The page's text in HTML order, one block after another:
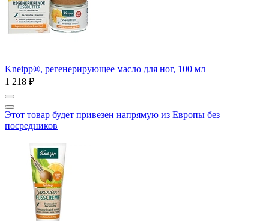
Kneipp®, регенерирующее масло для ног, 100 мл
1 218 ₽
Этот товар будет привезен напрямую из Европы без
посредников